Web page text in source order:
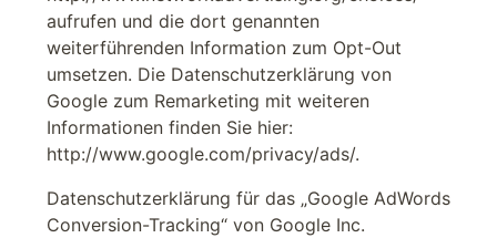
aufrufen und die dort genannten
weiterführenden Information zum Opt-Out
umsetzen. Die Datenschutzerklärung von
Google zum Remarketing mit weiteren
Informationen finden Sie hier:
http://www.google.com/privacy/ads/.
Datenschutzerklärung für das „Google AdWords
Conversion-Tracking“ von Google Inc.